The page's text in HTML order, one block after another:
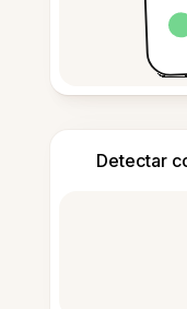
Detectar